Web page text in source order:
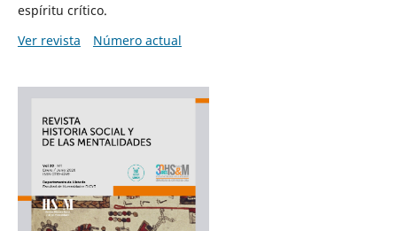
espíritu crítico.
Ver revista
Número actual